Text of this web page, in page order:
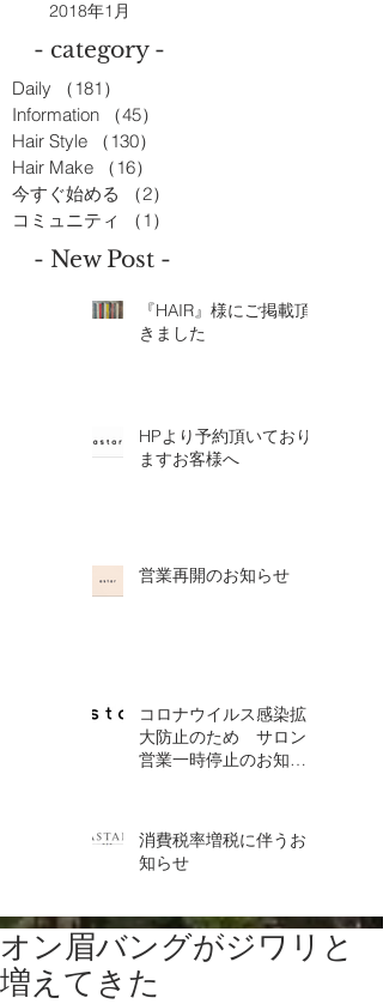
2018年1月
- category -
Daily （181）
Information
（45）
Hair Style
（130）
Hair Make
（16）
今すぐ始める
（2）
コミュニティ
（1）
- New Post -
『HAIR』様にご掲載頂
きました
HPより予約頂いており
ますお客様へ
営業再開のお知らせ
コロナウイルス感染拡
大防止のため サロン
営業一時停止のお知ら
消費税率増税に伴うお
知らせ
オン眉バングがジワリと
増えてきた